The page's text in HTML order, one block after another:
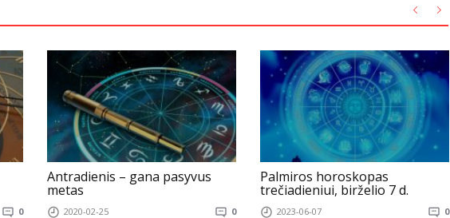
0
Antradienis – gana pasyvus
metas
2020-02-25 0
Palmiros horoskopas
trečiadieniui, birželio 7 d.
2023-06-07 0